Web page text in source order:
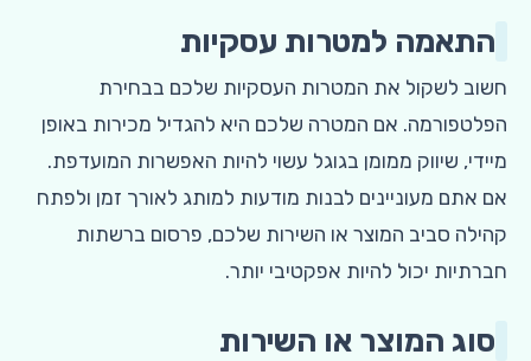
התאמה למטרות עסקיות
חשוב לשקול את המטרות העסקיות שלכם בבחירת
הפלטפורמה. אם המטרה שלכם היא להגדיל מכירות באופן
מיידי, שיווק ממומן בגוגל עשוי להיות האפשרות המועדפת.
אם אתם מעוניינים לבנות מודעות למותג לאורך זמן ולפתח
קהילה סביב המוצר או השירות שלכם, פרסום ברשתות
חברתיות יכול להיות אפקטיבי יותר.
סוג המוצר או השירות